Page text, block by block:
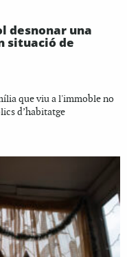
desnonar una
situació de
que viu a l'immoble no
d’habitatge